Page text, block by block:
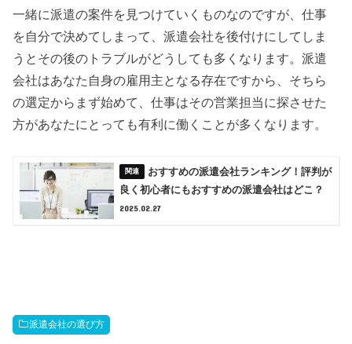
一緒に派遣の案件を見つけていくものなのですが、仕事
を自分で決めてしまって、派遣会社を後付けにしてしま
うとその後のトラブルがどうしても多くなります。派遣
会社はあなた自身の雇用主となる存在ですから、そちら
の選定からまず始めて、仕事はその営業担当に探させた
方があなたにとっても有利に働くことが多くなります。
おすすめの派遣会社ランキング！評判が
良く初心者にもおすすめの派遣会社はどこ？
2025.02.27
派遣会社の選び方